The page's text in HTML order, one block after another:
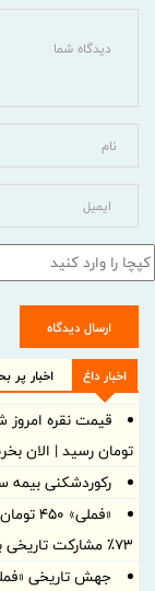
ارسال دیدگاه
اخبار داغ اخبار پر
تومان رسید | الان
رکوردشکنی بیمه سینا؛ جهش 105
۷۳٪ مشارکت تاریخی برگزار شد
جهش تاریخی «فملی» در سال ۱۴۰۴؛